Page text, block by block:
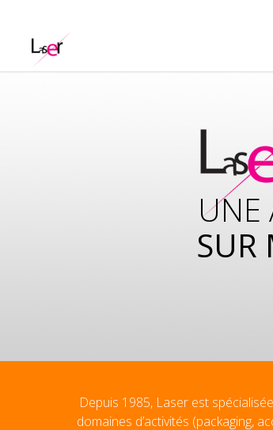
SUR
UNE
Depuis 1985, Laser est
domaines d’activités (packaging,